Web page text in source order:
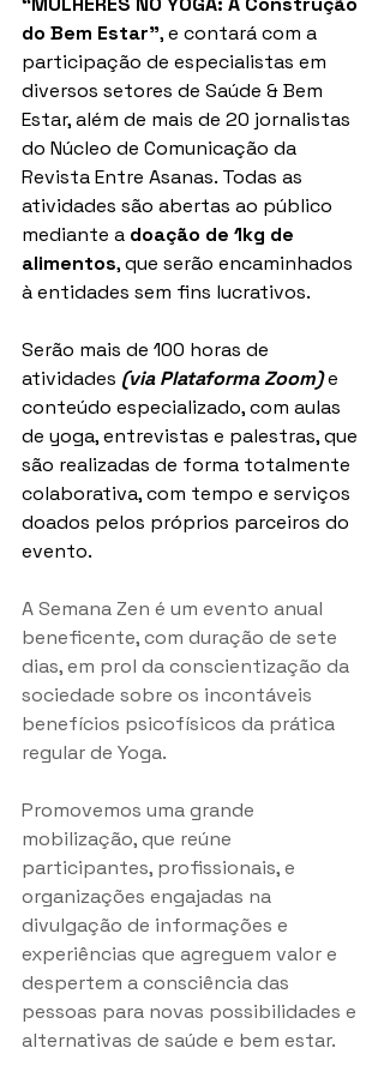
do Bem Estar”, e contará com a
participação de especialistas em
diversos setores de Saúde & Bem
Estar, além de mais de 20 jornalistas
do Núcleo de Comunicação da
Revista Entre Asanas. Todas as
atividades são abertas ao público
mediante a doação de 1kg de
alimentos, que serão encaminhados
à entidades sem fins lucrativos.
Serão mais de 100 horas de
atividades (via Plataforma Zoom) e
conteúdo especializado, com aulas
de yoga, entrevistas e palestras, que
são realizadas de forma totalmente
colaborativa, com tempo e serviços
doados pelos próprios parceiros do
evento.
A Semana Zen é um evento anual
beneficente, com duração de sete
dias, em prol da conscientização da
sociedade sobre os incontáveis
benefícios psicofísicos da prática
regular de Yoga.
Promovemos uma grande
mobilização, que reúne
participantes, profissionais, e
organizações engajadas na
divulgação de informações e
experiências que agreguem valor e
despertem a consciência das
pessoas para novas possibilidades e
alternativas de saúde e bem estar.